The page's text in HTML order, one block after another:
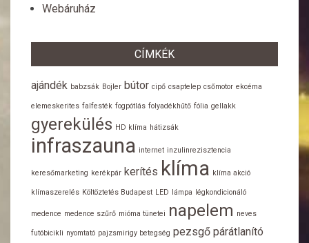
Webáruház
CÍMKÉK
ajándék babzsák Bojler bútor cipő csaptelep csőmotor ekcéma
elemeskerites falfesték fogpótlás folyadékhűtő fólia gellakk
gyerekülés HD klíma hátizsák
infraszauna internet inzulinrezisztencia
keresőmarketing kerékpár kerítés klíma klíma akció
klímaszerelés Költöztetés Budapest LED lámpa légkondicionáló
medence medence szűrő mióma tünetei napelem neves
futóbicikli nyomtató pajzsmirigy betegség pezsgő párátlanító